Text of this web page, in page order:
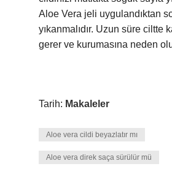
Aloe Vera jeli uygulandıktan
yıkanmalıdır. Uzun süre ciltte
gerer ve kurumasına neden
Tarih: Makaleler
Aloe vera cildi beyazlatır mı
Aloe vera direk saça sürülür mü